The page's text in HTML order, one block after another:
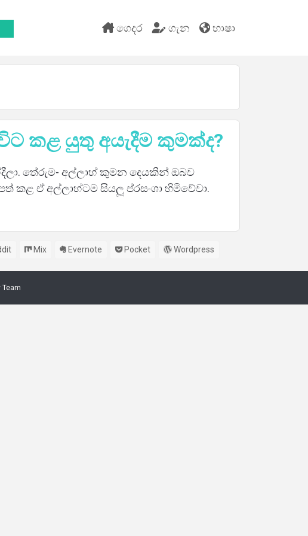
ගෙදර ගැන භාෂා
කළ යුතු අයැදීම කුමක්ද?
තේරුම- අල්ලාහ් කුමන දෙයකින් ඔබව
ඒ අල්ලාහ්ටම සියලූ ප්රසංශා හිමිවේවා.
Mix Evernote Pocket Wordpress
Team